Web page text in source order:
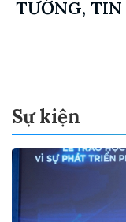
TƯỚNG,
Sự kiện